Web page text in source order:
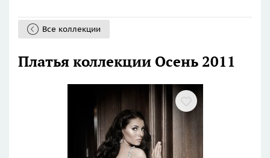
Все коллекции
Платья коллекции Осень 2011